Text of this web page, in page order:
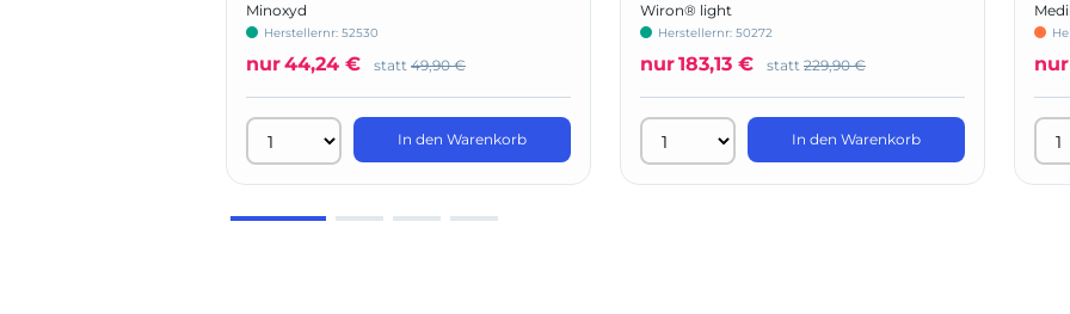
Minoxyd
Herstellernr: 52530
nur44,24 € statt 49,90 €
In den Warenkorb
Wiron® light
Herstellernr: 50272
nur183,13 € statt 229,90 €
In den Warenkorb
nur